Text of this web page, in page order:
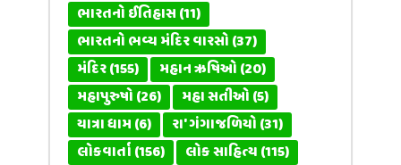
ભારતનો ઈતિહાસ(11)
ભારતનો ભવ્ય મંદિર વારસો(37)
મંદિર(155) મહાન ઋષિઓ(20)
મહાપુરુષો(26) મહા સતીઓ(5)
યાત્રા ધામ(6) રા' ગંગાજળિયો(31)
લોકવાર્તા(156) લોક સાહિત્ય(115)